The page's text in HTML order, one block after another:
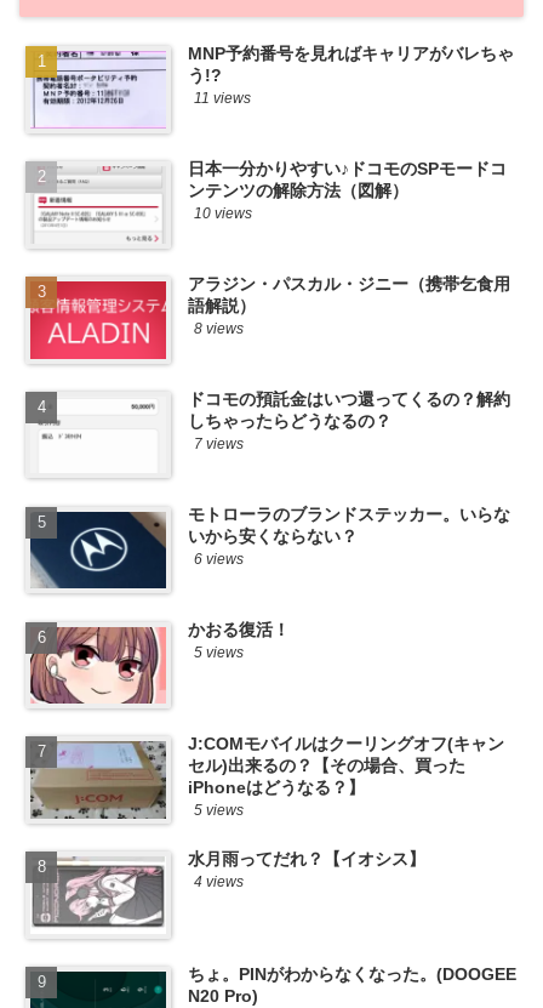
MNP予約番号を見ればキャリアがバレちゃ
う!?
11 views
日本一分かりやすい♪ドコモのSPモードコ
ンテンツの解除方法（図解）
10 views
アラジン・パスカル・ジニー（携帯乞食用
語解説）
8 views
ドコモの預託金はいつ還ってくるの？解約
しちゃったらどうなるの？
7 views
モトローラのブランドステッカー。いらな
いから安くならない？
6 views
かおる復活！
5 views
J:COMモバイルはクーリングオフ(キャン
セル)出来るの？【その場合、買った
iPhoneはどうなる？】
5 views
水月雨ってだれ？【イオシス】
4 views
ちょ。PINがわからなくなった。(DOOGEE
N20 Pro)